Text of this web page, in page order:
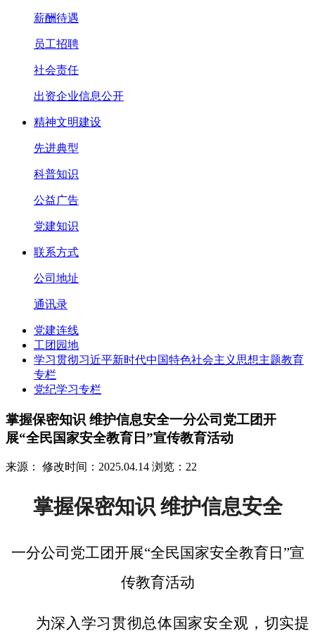
薪酬待遇
员工招聘
社会责任
出资企业信息公开
精神文明建设
先进典型
科普知识
公益广告
党建知识
联系方式
公司地址
通讯录
党建连线
工团园地
学习贯彻习近平新时代中国特色社会主义思想主题教育
专栏
党纪学习专栏
掌握保密知识 维护信息安全一分公司党工团开
展“全民国家安全教育日”宣传教育活动
来源： 修改时间：2025.04.14 浏览：22
掌握保密知识 维护信息安全
一分公司党工团开展“全民国家安全教育日”宣
传教育活动
为深入学习贯彻总体国家安全观，切实提